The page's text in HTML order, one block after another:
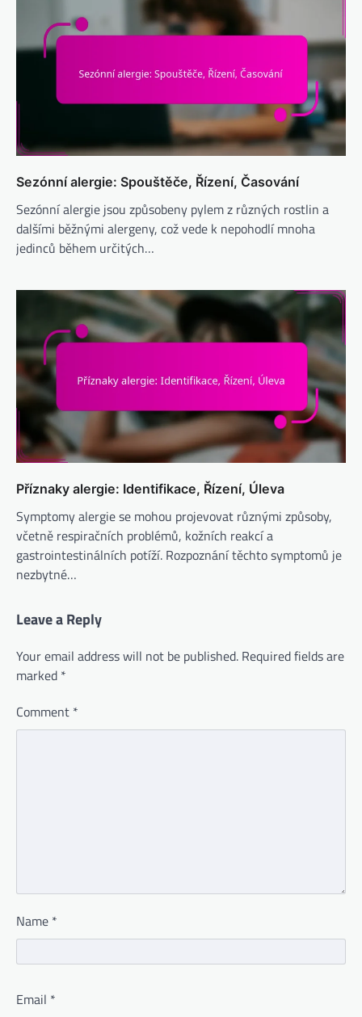
Sezónní alergie: Spouštěče, Řízení, Časování
Sezónní alergie jsou způsobeny pylem z různých rostlin a
dalšími běžnými alergeny, což vede k nepohodlí mnoha
jedinců během určitých…
Příznaky alergie: Identifikace, Řízení, Úleva
Symptomy alergie se mohou projevovat různými způsoby,
včetně respiračních problémů, kožních reakcí a
gastrointestinálních potíží. Rozpoznání těchto symptomů je
nezbytné…
Leave a Reply
Your email address will not be published. Required fields are
marked *
Comment *
Name *
Email *